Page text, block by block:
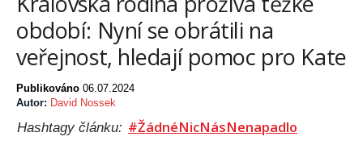
období: Nyní se obrátili na
veřejnost, hledají pomoc pro Kate
Publikováno 06.07.2024
Autor: David Nossek
Hashtagy článku: #ŽádnéNicNásNenapadlo